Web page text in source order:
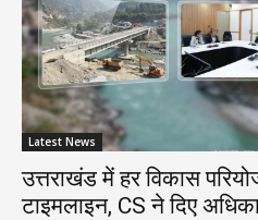
Latest News
उत्तराखंड में हर विकास
टाइमलाइन, CS ने दिए